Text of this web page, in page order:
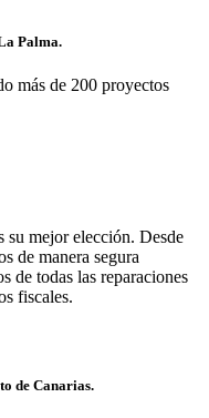
Palma.
más de 200 proyectos
mejor elección. Desde
de manera segura
de todas las reparaciones
fiscales.
de Canarias.